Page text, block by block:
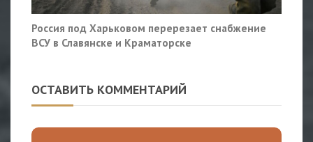
Россия под Харьковом перерезает снабжение
ВСУ в Славянске и Краматорске
ОСТАВИТЬ КОММЕНТАРИЙ